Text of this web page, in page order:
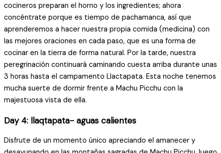
cocineros preparan el horno y los ingredientes; ahora
concéntrate porque es tiempo de pachamanca, así que
aprenderemos a hacer nuestra propia comida (medicina) con
las mejores oraciones en cada paso, que es una forma de
cocinar en la tierra de forma natural. Por la tarde, nuestra
peregrinación continuará caminando cuesta arriba durante unas
3 horas hasta el campamento Llactapata. Esta noche tenemos
mucha suerte de dormir frente a Machu Picchu con la
majestuosa vista de ella.
Day 4: llaqtapata- aguas calientes
Disfrute de un momento único apreciando el amanecer y